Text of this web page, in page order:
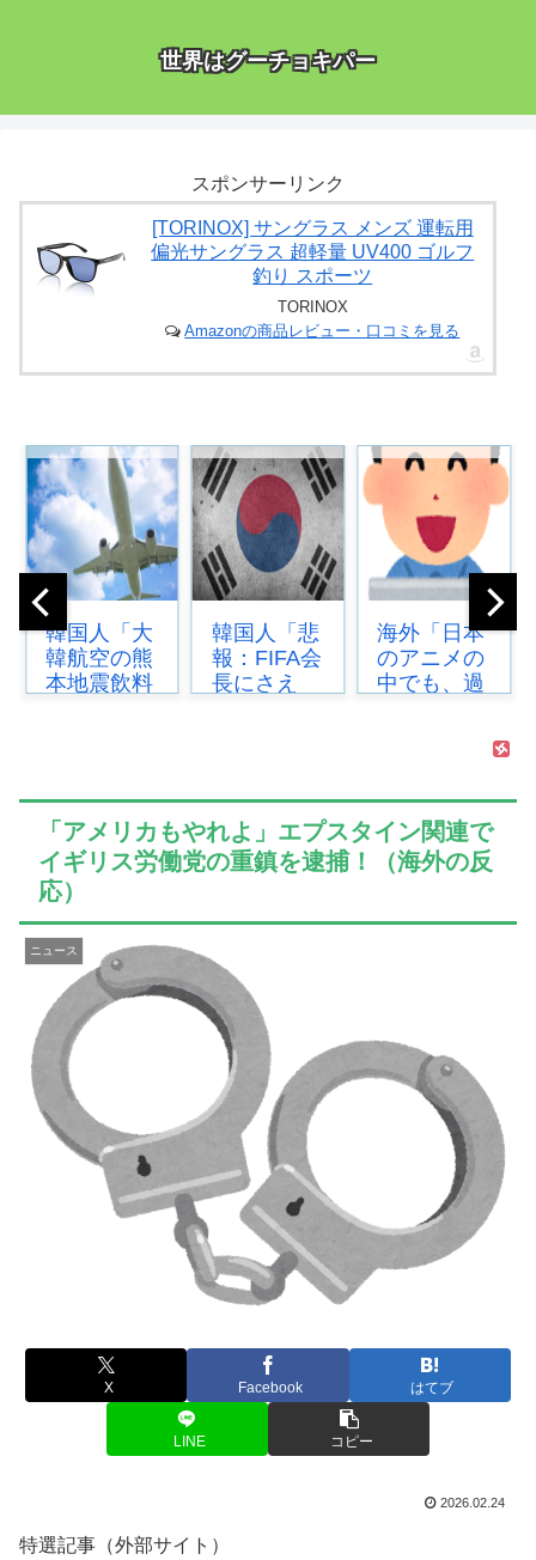
世界はグーチョキパー
スポンサーリンク
[TORINOX] サングラス メンズ 運転用
偏光サングラス 超軽量 UV400 ゴルフ
釣り スポーツ
TORINOX
Amazonの商品レビュー・口コミを見る
韓国人「悲
報：FIFA会
長にさえ
われ...
海外「日本
のアニメの
中でも、過
品なんだ
よ...
韓国人「韓
国サッカー
協会の審判
の栄光ま...
「アメリカもやれよ」エプスタイン関連で
イギリス労働党の重鎮を逮捕！（海外の反
応）
ニュース
X Facebook はてブ
LINE コピー
2026.02.24
特選記事（外部サイト）